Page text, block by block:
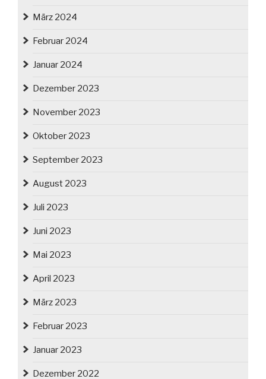
März 2024
Februar 2024
Januar 2024
Dezember 2023
November 2023
Oktober 2023
September 2023
August 2023
Juli 2023
Juni 2023
Mai 2023
April 2023
März 2023
Februar 2023
Januar 2023
Dezember 2022